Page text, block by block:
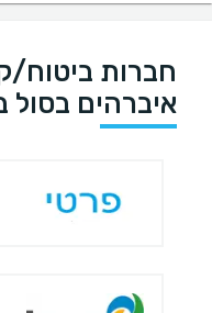
חברות ביטוח/
איברהים בסול